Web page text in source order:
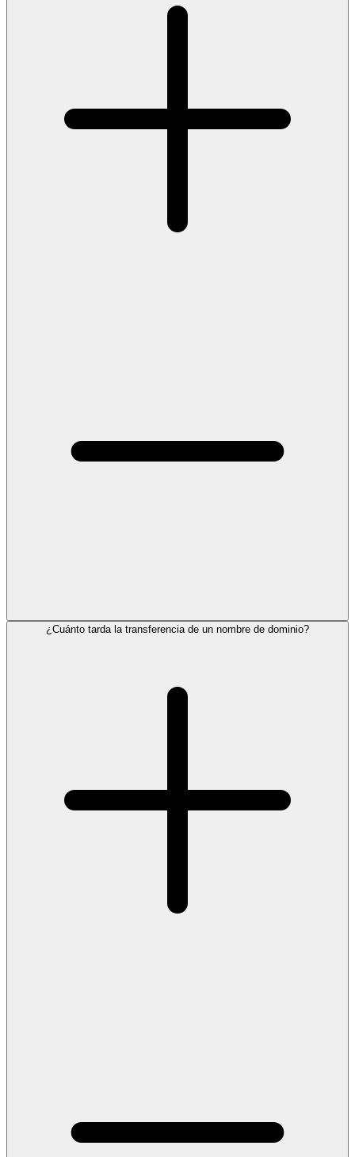
¿Cuánto tarda la transferencia de un nombre de dominio?